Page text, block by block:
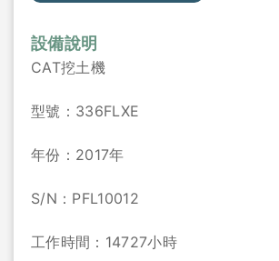
設備說明
CAT挖土機
型號：336FLXE
年份：2017年
S/N：PFL10012
工作時間：14727小時